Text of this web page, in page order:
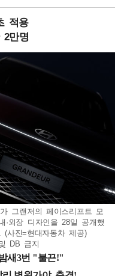
적용
만명
그랜저의 페이스리프트 모
·외장 디자인을 28일 공개했
사진=현대자동차 제공)
DB 금지